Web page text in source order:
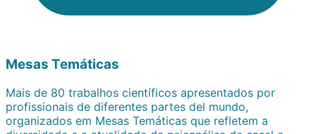
Mesas Temáticas
Mais de 80 trabalhos científicos apresentados por
profissionais de diferentes partes del mundo,
organizados em Mesas Temáticas que refletem a